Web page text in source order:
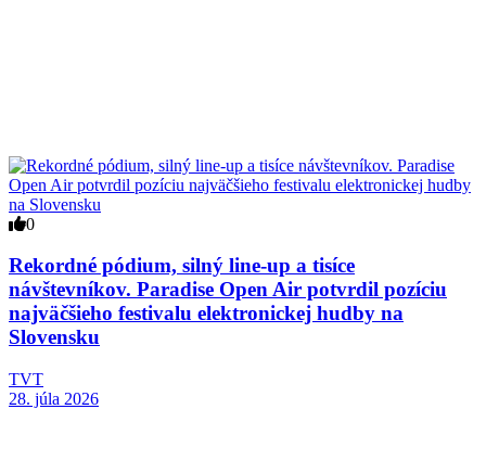
0
Rekordné pódium, silný line-up a tisíce
návštevníkov. Paradise Open Air potvrdil pozíciu
najväčšieho festivalu elektronickej hudby na
Slovensku
TVT
28. júla 2026